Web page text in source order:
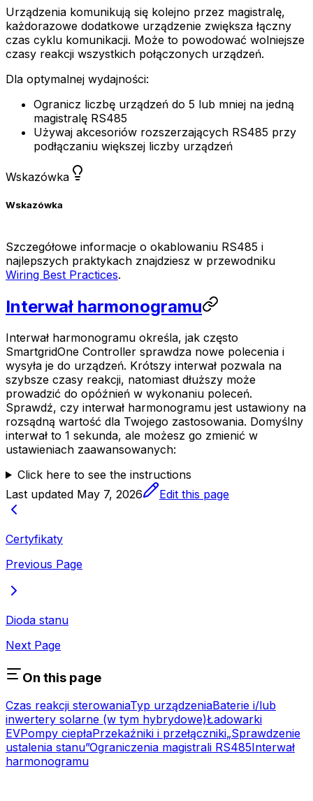
Urządzenia komunikują się kolejno przez magistralę,
każdorazowe dodatkowe urządzenie zwiększa łączny
czas cyklu komunikacji. Może to powodować wolniejsze
czasy reakcji wszystkich połączonych urządzeń.
Dla optymalnej wydajności:
Ogranicz liczbę urządzeń do 5 lub mniej na jedną
magistralę RS485
Używaj akcesoriów rozszerzających RS485 przy
podłączaniu większej liczby urządzeń
Wskazówka
Wskazówka
Szczegółowe informacje o okablowaniu RS485 i
najlepszych praktykach znajdziesz w przewodniku
Wiring Best Practices.
Interwał harmonogramu
Interwał harmonogramu określa, jak często
SmartgridOne Controller sprawdza nowe polecenia i
wysyła je do urządzeń. Krótszy interwał pozwala na
szybsze czasy reakcji, natomiast dłuższy może
prowadzić do opóźnień w wykonaniu poleceń.
Sprawdź, czy interwał harmonogramu jest ustawiony na
rozsądną wartość dla Twojego zastosowania. Domyślny
interwał to 1 sekunda, ale możesz go zmienić w
ustawieniach zaawansowanych:
Click here to see the instructions
Last updated May 7, 2026 Edit this page
Certyfikaty
Previous Page
Dioda stanu
Next Page
On this page
Czas reakcji sterowaniaTyp urządzeniaBaterie i/lub
inwertery solarne (w tym hybrydowe)Ładowarki
EVPompy ciepłaPrzekaźniki i przełączniki„Sprawdzenie
ustalenia stanu”Ograniczenia magistrali RS485Interwał
harmonogramu